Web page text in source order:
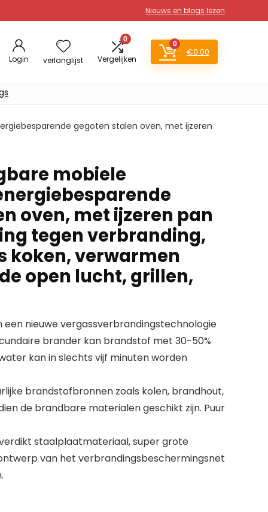
Nieuws en blogs lezen
Login verlanglijst
0
Vergelijken
0
€0.00
gegoten stalen oven, met ijzeren
mobiele
oven, met ijzeren pan
tegen verbranding,
koken, verwarmen
open lucht, grillen,
nieuwe vergassverbrandingstechnologie
brander kan brandstof met 30-50%
kan in slechts vijf minuten worden
brandstofbronnen zoals kolen, brandhout,
de brandbare materialen geschikt zijn. Puur
staalplaatmateriaal, super grote
van het verbrandingsbeschermingsnet